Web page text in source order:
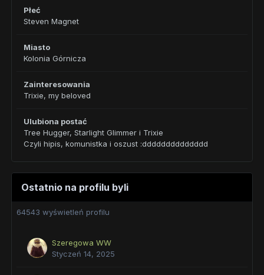
Płeć
Steven Magnet
Miasto
Kolonia Górnicza
Zainteresowania
Trixie, my beloved
Ulubiona postać
Tree Hugger, Starlight Glimmer i Trixie
Czyli hipis, komunistka i oszust :dddddddddddddd
Ostatnio na profilu byli
64543 wyświetleń profilu
Szeregowa WW
Styczeń 14, 2025